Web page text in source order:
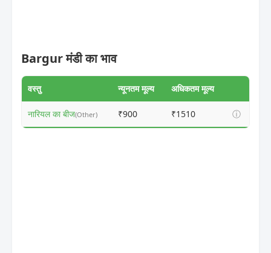
Bargur मंडी का भाव
वस्तु न्यूनतम मूल्य अधिकतम मूल्य
नारियल का बीज(Other) ₹900 ₹1510 ⓘ